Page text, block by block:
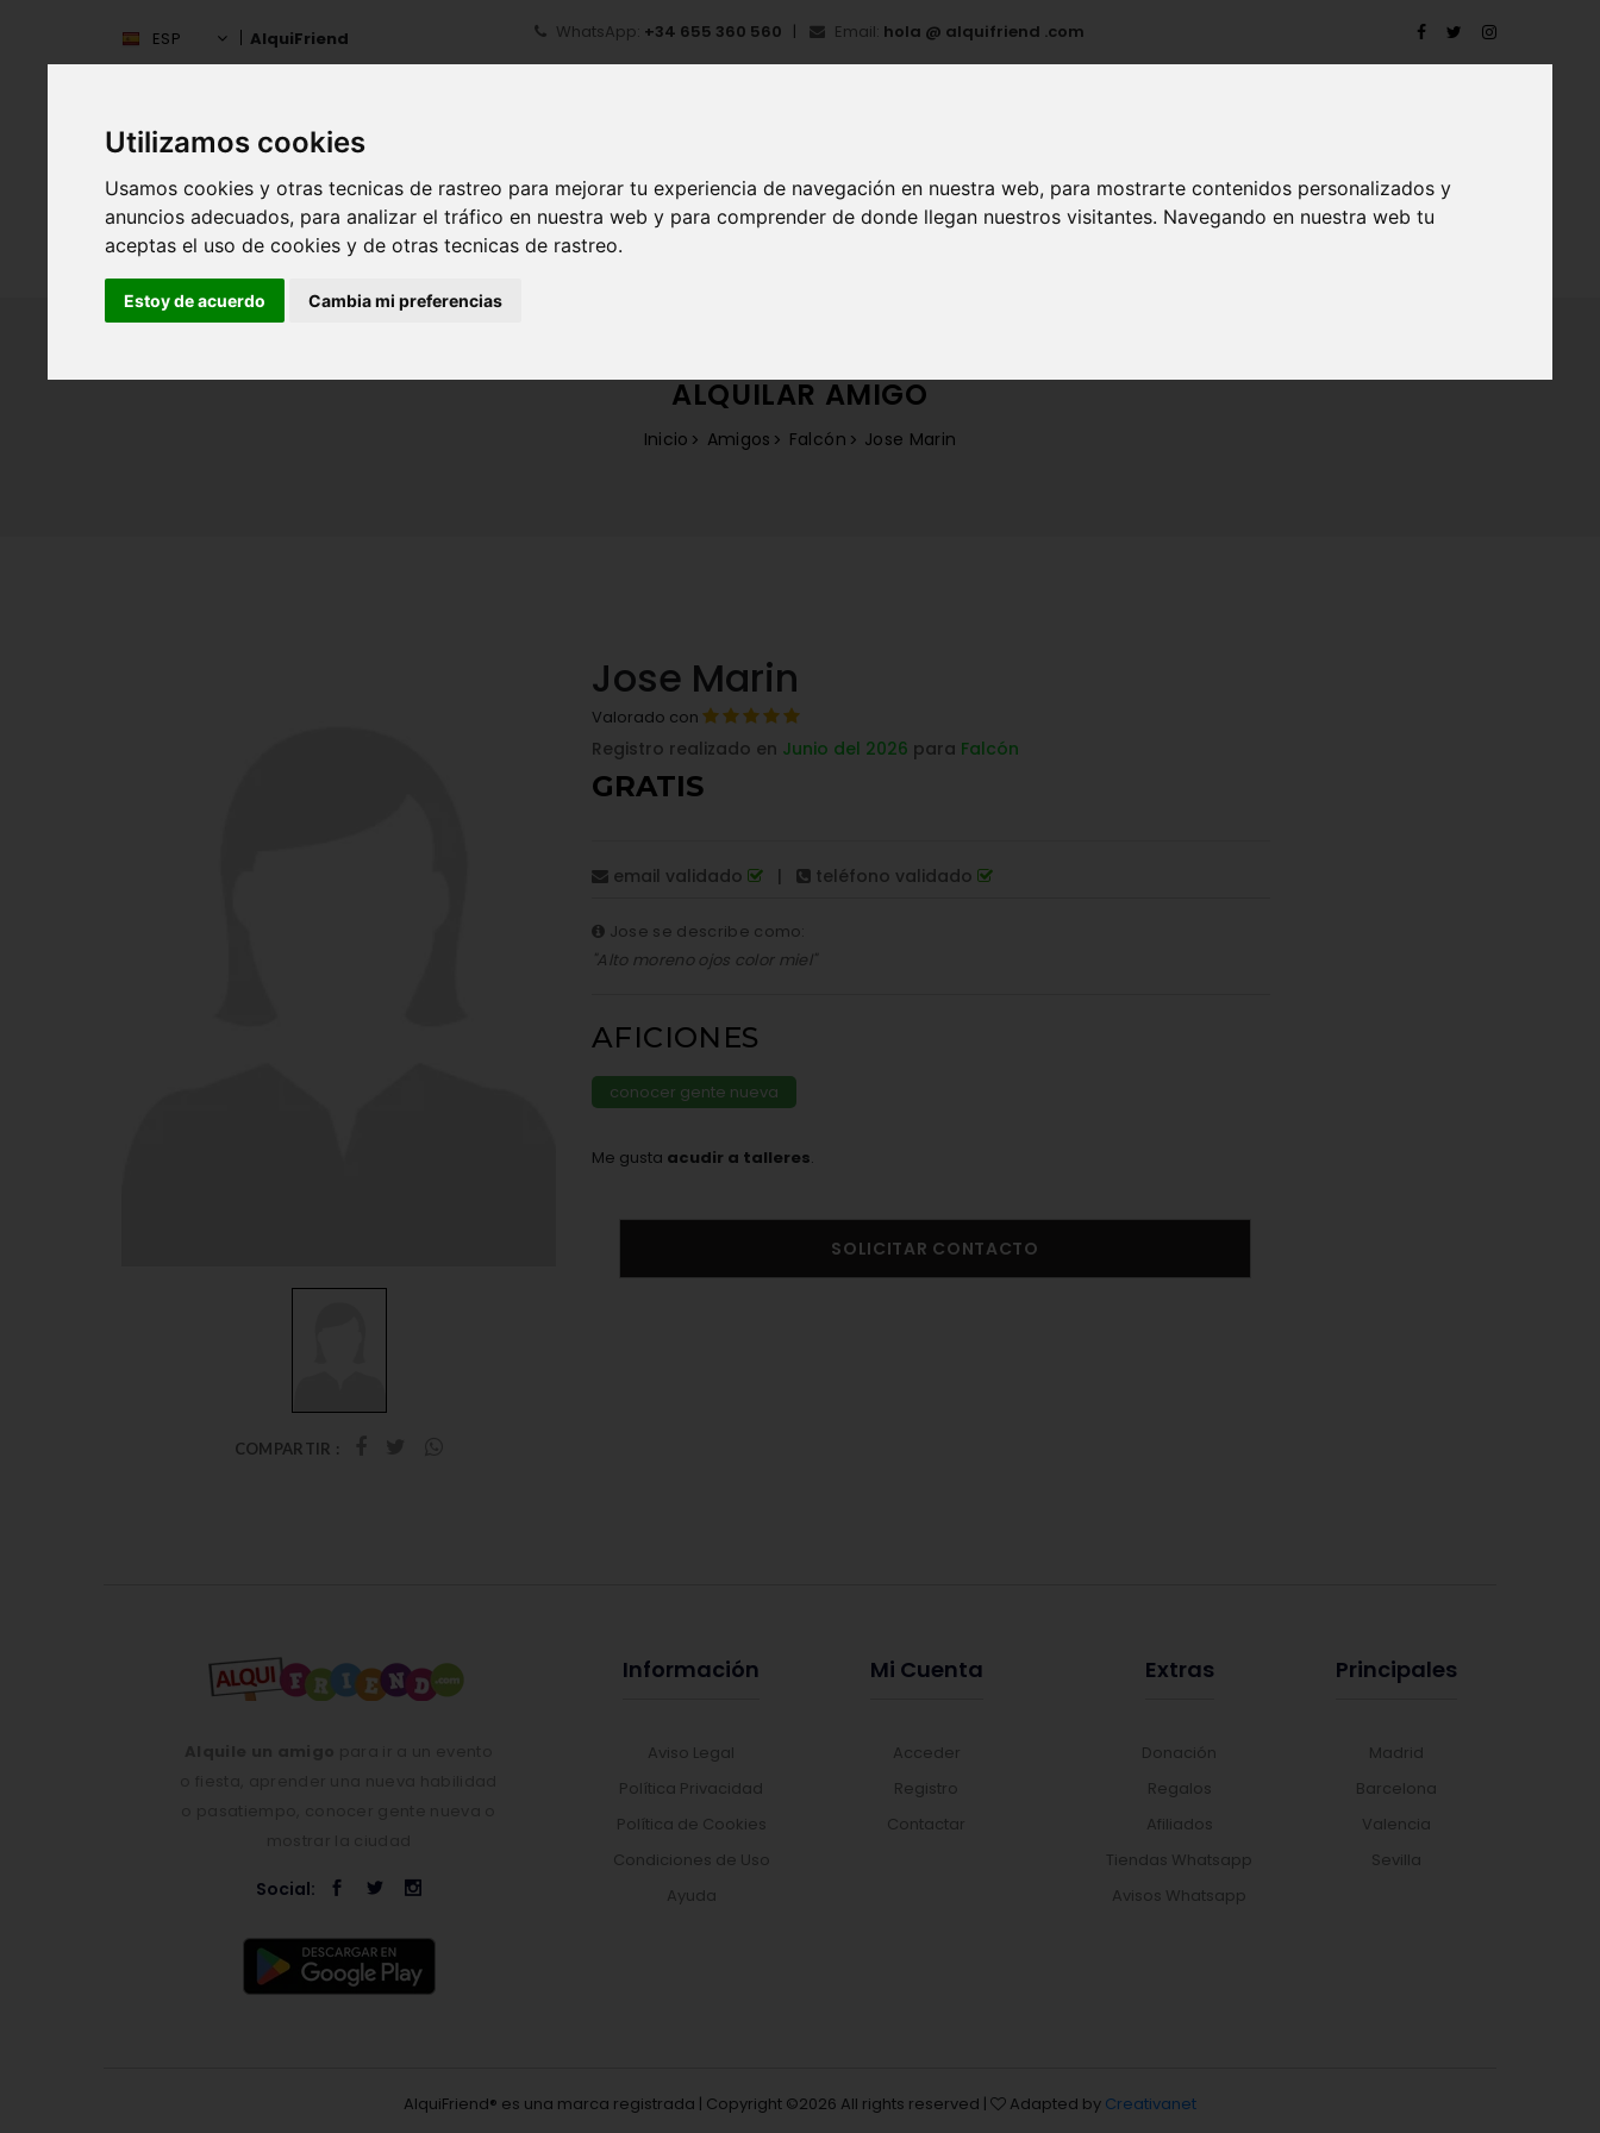
Utilizamos cookies
Usamos cookies y otras tecnicas de rastreo para mejorar tu experiencia de navegación en nuestra web, para mostrarte contenidos personalizados y
anuncios adecuados, para analizar el tráfico en nuestra web y para comprender de donde llegan nuestros visitantes. Navegando en nuestra web tu
aceptas el uso de cookies y de otras tecnicas de rastreo.
Estoy de acuerdo Cambia mi preferencias
ESP AlquiFriend WhatsApp: +34 655 360 560 Email: hola @ alquifriend .com
ESPAÑA INICIO ¿QUÉ ES ALQUIFRIEND?
ALQUILAR AMIGO
Inicio Amigos Falcón Jose Marin
COMPARTIR :
Jose Marin
Valorado con
Registro realizado en Junio del 2026 para Falcón
GRATIS
email validado | teléfono validado
Jose se describe como:
"Alto moreno ojos color miel"
AFICIONES
conocer gente nueva
Me gusta acudir a talleres.
SOLICITAR CONTACTO
Social:
Información
Aviso Legal
Política Privacidad
Política de Cookies
Condiciones de Uso
Ayuda
Mi Cuenta
Acceder
Registro
Contactar
Extras
Donación
Regalos
Afiliados
Tiendas Whatsapp
Avisos Whatsapp
Principales
Madrid
Barcelona
Valencia
Sevilla
AlquiFriend® es una marca registrada | Copyright ©2026 All rights reserved | Adapted by Creativanet